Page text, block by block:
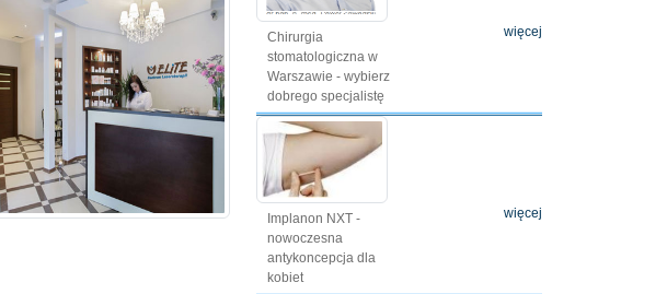
Chirurgia
stomatologiczna w
Warszawie - wybierz
dobrego specjalistę
więcej
Implanon NXT -
nowoczesna
antykoncepcja dla
kobiet
więcej